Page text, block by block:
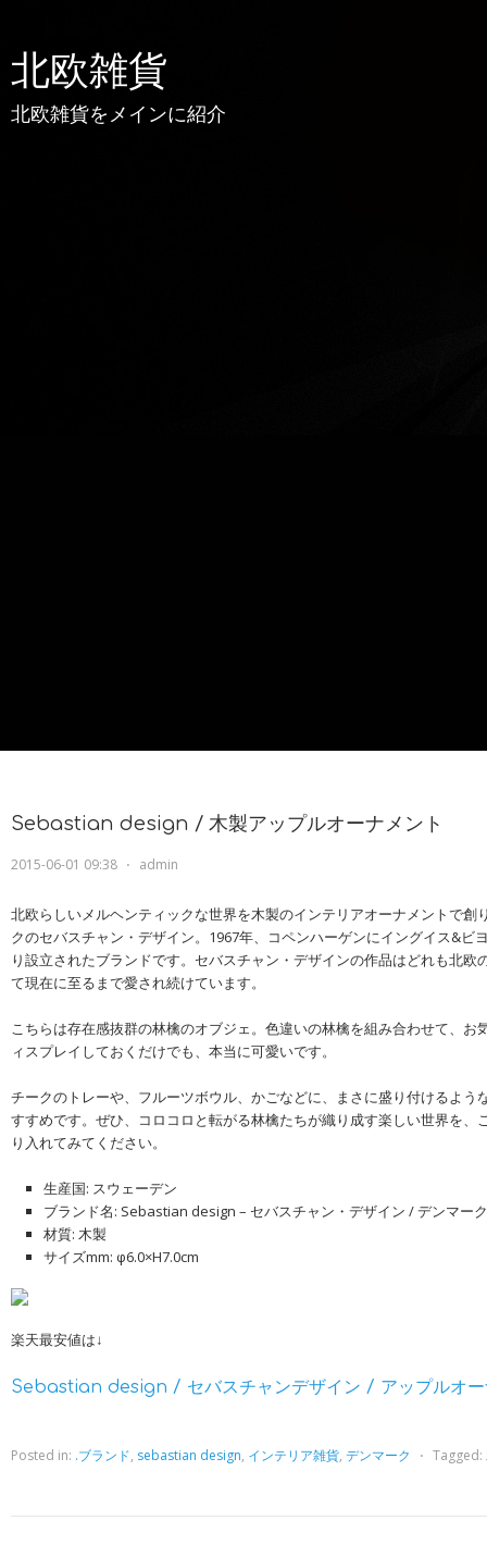
北欧雑貨
北欧雑貨をメインに紹介
Sebastian design / 木製アップルオーナメント
2015-06-01 09:38 ⋅ admin
北欧らしいメルヘンティックな世界を木製のインテリアオーナメントで創
クのセバスチャン・デザイン。1967年、コペンハーゲンにイングイス&ビ
り設立されたブランドです。セバスチャン・デザインの作品はどれも北欧
て現在に至るまで愛され続けています。
こちらは存在感抜群の林檎のオブジェ。色違いの林檎を組み合わせて、お
ィスプレイしておくだけでも、本当に可愛いです。
チークのトレーや、フルーツボウル、かごなどに、まさに盛り付けるよう
すすめです。ぜひ、コロコロと転がる林檎たちが織り成す楽しい世界を、
り入れてみてください。
生産国: スウェーデン
ブランド名: Sebastian design – セバスチャン・デザイン / デンマーク
材質: 木製
サイズmm: φ6.0×H7.0cm
楽天最安値は↓
Sebastian design / セバスチャンデザイン / アップルオー
Posted in: .ブランド, sebastian design, インテリア雑貨, デンマーク ⋅ Tagged: